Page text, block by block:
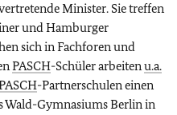
Minister. Sie treffen
und Hamburger
sich in Fachforen und
PASCH-Schüler arbeitenu.a.
-Partnerschulen einen
Wald-Gymnasiums Berlin in